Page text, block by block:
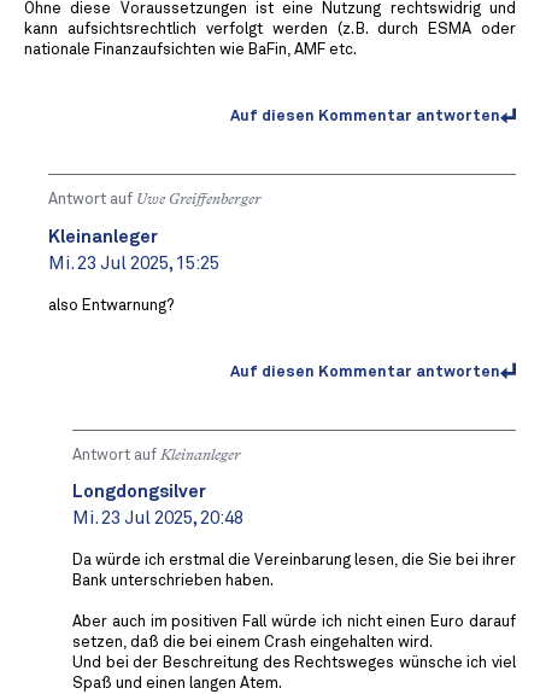
Ohne diese Voraussetzungen ist eine Nutzung rechtswidrig und
kann aufsichtsrechtlich verfolgt werden (z. B. durch ESMA oder
nationale Finanzaufsichten wie BaFin, AMF etc.
Auf diesen Kommentar antworten
Antwort auf Uwe Greiffenberger
Kleinanleger
Mi. 23 Jul 2025, 15:25
also Entwarnung?
Auf diesen Kommentar antworten
Antwort auf Kleinanleger
Longdongsilver
Mi. 23 Jul 2025, 20:48
Da würde ich erstmal die Vereinbarung lesen, die Sie bei ihrer
Bank unterschrieben haben.
Aber auch im positiven Fall würde ich nicht einen Euro darauf
setzen, daß die bei einem Crash eingehalten wird.
Und bei der Beschreitung des Rechtsweges wünsche ich viel
Spaß und einen langen Atem.